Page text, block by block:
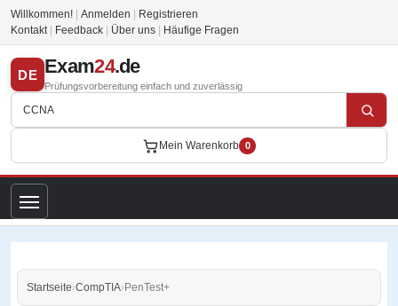
Willkommen! Anmelden
Registrieren
Kontakt
Feedback Über uns Häufige Fragen
DE Exam24.de
Prüfungsvorbereitung einfach und zuverlässig
Mein Warenkorb 0
Startseite›CompTIA›PenTest+